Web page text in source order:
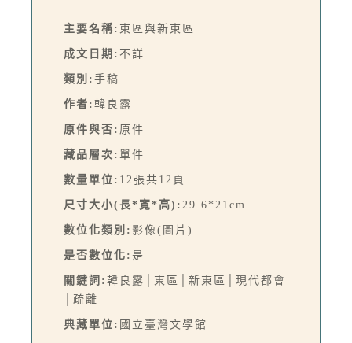
主要名稱: 東區與新東區
成文日期: 不詳
類別: 手稿
作者: 韓良露
原件與否: 原件
藏品層次: 單件
數量單位: 12張共12頁
尺寸大小(長*寬*高): 29.6*21cm
數位化類別: 影像(圖片)
是否數位化: 是
關鍵詞: 韓良露│東區│新東區│現代都會
│疏離
典藏單位: 國立臺灣文學館